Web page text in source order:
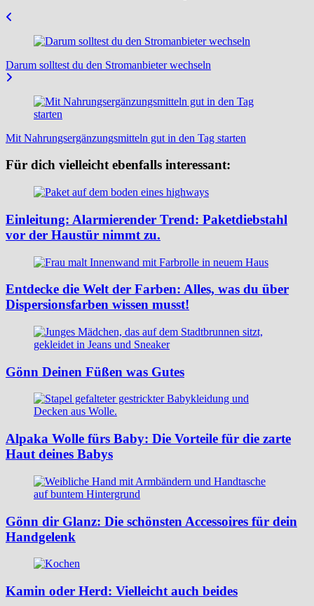
Beitragsnavigation
Darum solltest du den Stromanbieter wechseln
Mit Nahrungsergänzungsmitteln gut in den Tag starten
Für dich vielleicht ebenfalls interessant:
Einleitung: Alarmierender Trend: Paketdiebstahl
vor der Haustür nimmt zu.
Entdecke die Welt der Farben: Alles, was du über
Dispersionsfarben wissen musst!
Gönn Deinen Füßen was Gutes
Alpaka Wolle fürs Baby: Die Vorteile für die zarte
Haut deines Babys
Gönn dir Glanz: Die schönsten Accessoires für dein
Handgelenk
Kamin oder Herd: Vielleicht auch beides